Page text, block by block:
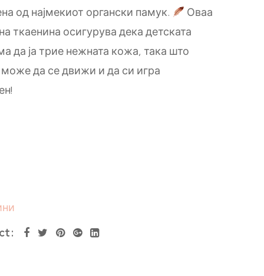
од најмекиот органски памук.
Оваа
ткаенина осигурува дека детската
да ја трие нежната кожа, така што
да се движи и да си игра